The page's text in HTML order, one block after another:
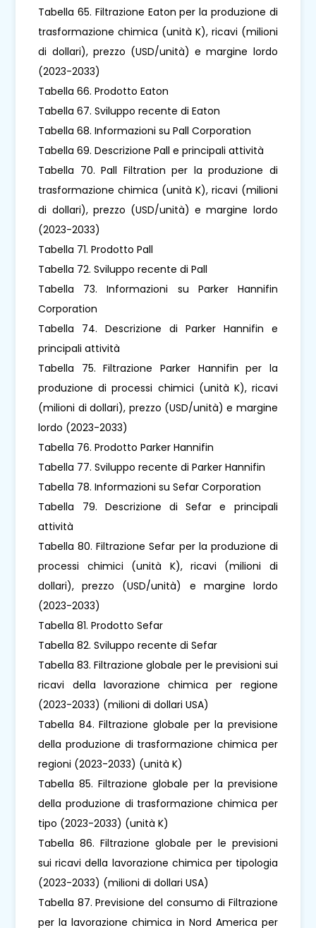
Tabella 65. Filtrazione Eaton per la produzione di
trasformazione chimica (unità K), ricavi (milioni
di dollari), prezzo (USD/unità) e margine lordo
(2023-2033)
Tabella 66. Prodotto Eaton
Tabella 67. Sviluppo recente di Eaton
Tabella 68. Informazioni su Pall Corporation
Tabella 69. Descrizione Pall e principali attività
Tabella 70. Pall Filtration per la produzione di
trasformazione chimica (unità K), ricavi (milioni
di dollari), prezzo (USD/unità) e margine lordo
(2023-2033)
Tabella 71. Prodotto Pall
Tabella 72. Sviluppo recente di Pall
Tabella 73. Informazioni su Parker Hannifin
Corporation
Tabella 74. Descrizione di Parker Hannifin e
principali attività
Tabella 75. Filtrazione Parker Hannifin per la
produzione di processi chimici (unità K), ricavi
(milioni di dollari), prezzo (USD/unità) e margine
lordo (2023-2033)
Tabella 76. Prodotto Parker Hannifin
Tabella 77. Sviluppo recente di Parker Hannifin
Tabella 78. Informazioni su Sefar Corporation
Tabella 79. Descrizione di Sefar e principali
attività
Tabella 80. Filtrazione Sefar per la produzione di
processi chimici (unità K), ricavi (milioni di
dollari), prezzo (USD/unità) e margine lordo
(2023-2033)
Tabella 81. Prodotto Sefar
Tabella 82. Sviluppo recente di Sefar
Tabella 83. Filtrazione globale per le previsioni sui
ricavi della lavorazione chimica per regione
(2023-2033) (milioni di dollari USA)
Tabella 84. Filtrazione globale per la previsione
della produzione di trasformazione chimica per
regioni (2023-2033) (unità K)
Tabella 85. Filtrazione globale per la previsione
della produzione di trasformazione chimica per
tipo (2023-2033) (unità K)
Tabella 86. Filtrazione globale per le previsioni
sui ricavi della lavorazione chimica per tipologia
(2023-2033) (milioni di dollari USA)
Tabella 87. Previsione del consumo di Filtrazione
per la lavorazione chimica in Nord America per